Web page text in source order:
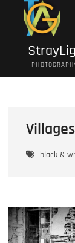
black &